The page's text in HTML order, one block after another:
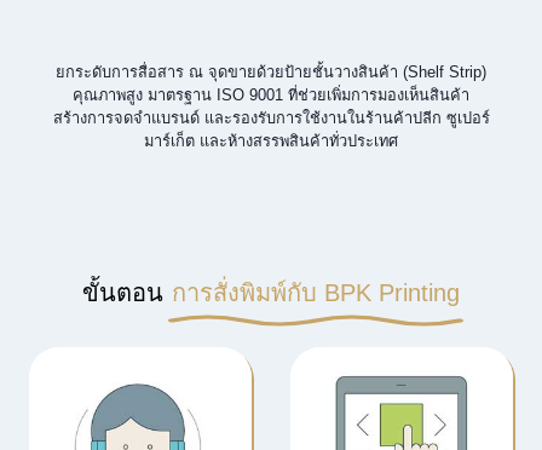
ยกระดับการสื่อสาร ณ จุดขายด้วยป้ายชั้นวางสินค้า (Shelf Strip)
คุณภาพสูง มาตรฐาน ISO 9001 ที่ช่วยเพิ่มการมองเห็นสินค้า
สร้างการจดจำแบรนด์ และรองรับการใช้งานในร้านค้าปลีก ซูเปอร์
มาร์เก็ต และห้างสรรพสินค้าทั่วประเทศ
ขั้นตอน การสั่งพิมพ์กับ BPK Printing